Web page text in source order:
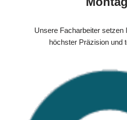
Unsere Facharbeiter setzen
höchster Präzision und